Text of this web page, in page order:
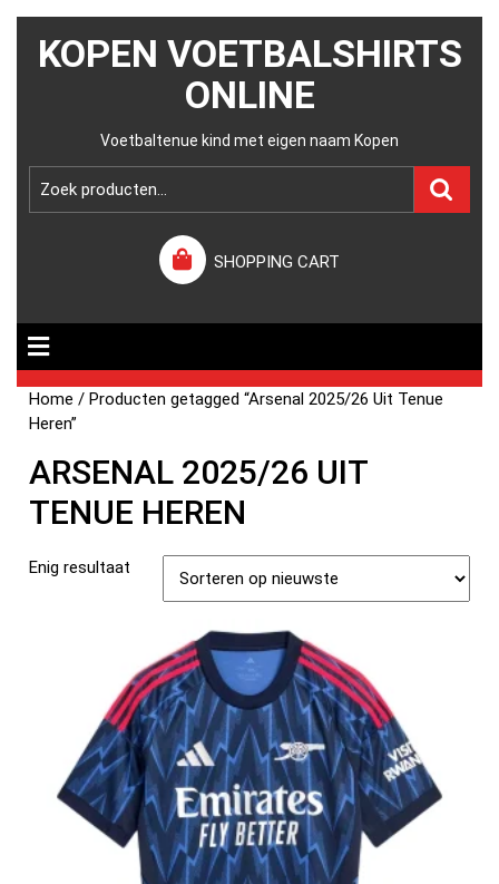
KOPEN VOETBALSHIRTS
ONLINE
Voetbaltenue kind met eigen naam Kopen
SHOPPING CART
Home / Producten getagged “Arsenal 2025/26 Uit Tenue
Heren”
ARSENAL 2025/26 UIT
TENUE HEREN
Enig resultaat